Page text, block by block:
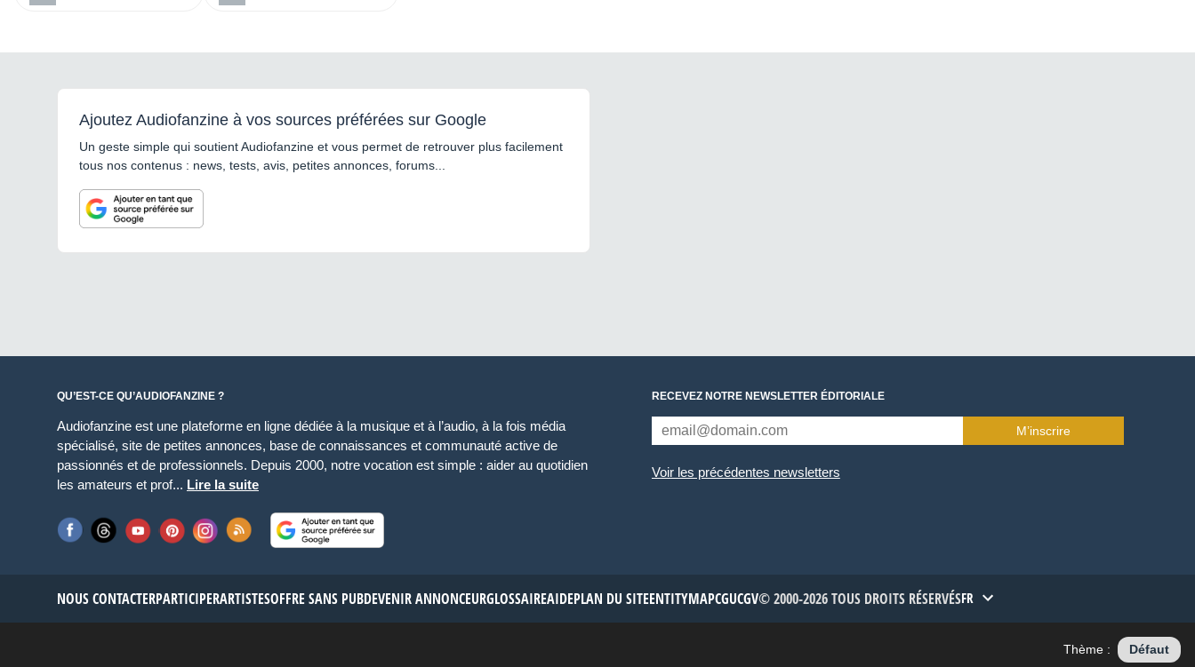
Ajoutez Audiofanzine à vos sources préférées sur Google
Un geste simple qui soutient Audiofanzine et vous permet de retrouver plus facilement
tous nos contenus : news, tests, avis, petites annonces, forums...
QU’EST-CE QU’AUDIOFANZINE ?
Audiofanzine est une plateforme en ligne dédiée à la musique et à l’audio, à la fois média
spécialisé, site de petites annonces, base de connaissances et communauté active de
passionnés et de professionnels. Depuis 2000, notre vocation est simple : aider au quotidien
les amateurs et prof... Lire la suite
RECEVEZ NOTRE NEWSLETTER ÉDITORIALE
M’inscrire
Voir les précédentes newsletters
NOUS CONTACTERPARTICIPERARTISTESOFFRE SANS PUBDEVENIR ANNONCEURGLOSSAIREAIDEPLAN DU SITEENTITYMAPCGUCGV© 2000-2026 TOUS DROITS RÉSERVÉSFR
Thème : Défaut